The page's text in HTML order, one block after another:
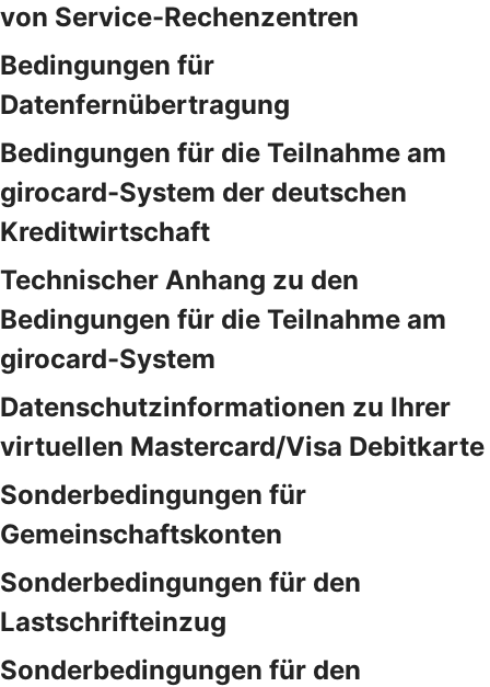
von Service-Rechenzentren
Bedingungen für
Datenfernübertragung
Bedingungen für die Teilnahme am
girocard-System der deutschen
Kreditwirtschaft
Technischer Anhang zu den
Bedingungen für die Teilnahme am
girocard-System
Datenschutzinformationen zu Ihrer
virtuellen Mastercard/Visa Debitkarte
Sonderbedingungen für
Gemeinschaftskonten
Sonderbedingungen für den
Lastschrifteinzug
Sonderbedingungen für den